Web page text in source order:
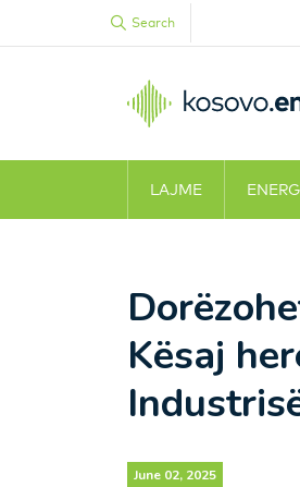
Search
LAJME
Kësaj
June 02, 2025